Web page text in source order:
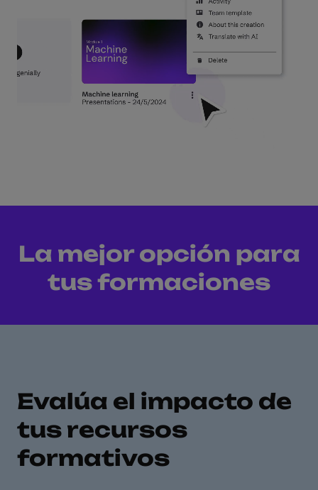
La mejor opción para
tus formaciones
Evalúa el impacto de
tus recursos
formativos